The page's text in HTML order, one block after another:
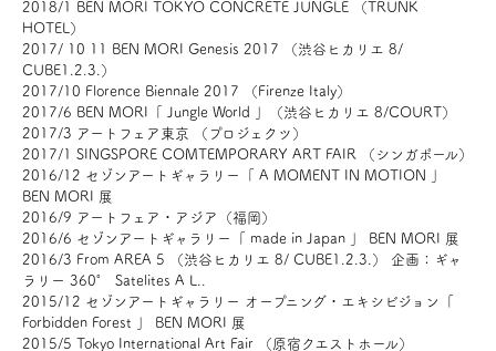
2018/1 BEN MORI TOKYO CONCRETE JUNGLE （TRUNK
HOTEL）
2017/ 10 11 BEN MORI Genesis 2017 （渋谷ヒカリエ 8/
CUBE1.2.3.）
2017/10 Florence Biennale 2017 （Firenze Italy）
2017/6 BEN MORI「 Jungle World 」（渋谷ヒカリエ 8/COURT）
2017/3 アートフェア東京 （プロジェクツ）
2017/1 SINGSPORE COMTEMPORARY ART FAIR （シンガポール）
2016/12 セゾンアートギャラリー「 A MOMENT IN MOTION 」
BEN MORI 展
2016/9 アートフェア・アジア（福岡）
2016/6 セゾンアートギャラリー「 made in Japan 」 BEN MORI 展
2016/3 From AREA 5 （渋谷ヒカリエ 8/ CUBE1.2.3.） 企画：ギャ
ラリー 360° Satelites A L..
2015/12 セゾンアートギャラリー オープニング・エキシビジョン「
Forbidden Forest 」 BEN MORI 展
2015/5 Tokyo International Art Fair （原宿クエストホール）